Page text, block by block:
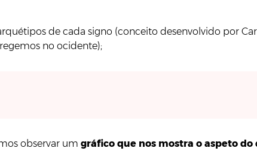
de cada signo (conceito desenvolvido por
no ocidente);
observar um gráfico que nos mostra o aspeto do